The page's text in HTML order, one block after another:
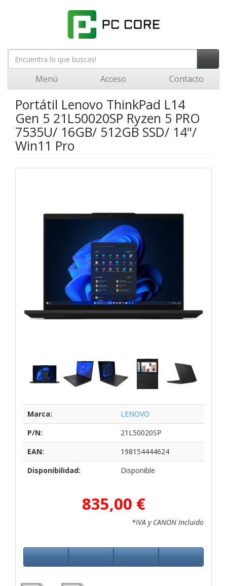
Menú Acceso Contacto
Portátil Lenovo ThinkPad L14
Gen 5 21L50020SP Ryzen 5 PRO
7535U/ 16GB/ 512GB SSD/ 14"/
Win11 Pro
Marca:
LENOVO
P/N:
21L50020SP
EAN:
198154444624
Disponibilidad:
Disponible
835,00 €
*IVA y CANON Incluido